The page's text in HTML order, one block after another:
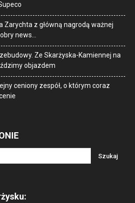
Zarychta z główną nagrodą ważnej
news…
Ze Skarżyska-Kamiennej na
objazdem
ceniony zespół, o którym coraz